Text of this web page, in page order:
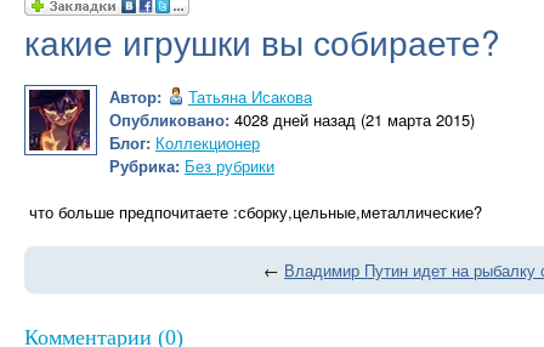
какие игрушки вы собираете?
Автор:
Татьяна Исакова
Опубликовано: 4028 дней назад (21 марта 2015)
Блог: Коллекционер
Рубрика: Без рубрики
что больше предпочитаете :сборку,цельные,металлические?
← Владимир Путин идет на рыбалку
Комментарии (0)